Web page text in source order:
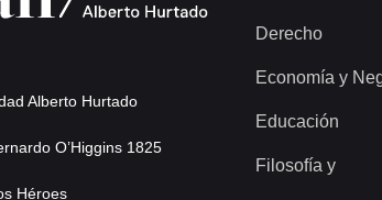
Alberto Hurtado
O’Higgins 1825
Héroes
Derecho
Economía y
Educación
Filosofía y